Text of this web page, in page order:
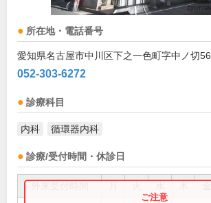
所在地・電話番号
愛知県名古屋市中川区下之一色町字中ノ切56
052-303-6272
診療科目
内科 循環器内科
診療/受付時間・休診日